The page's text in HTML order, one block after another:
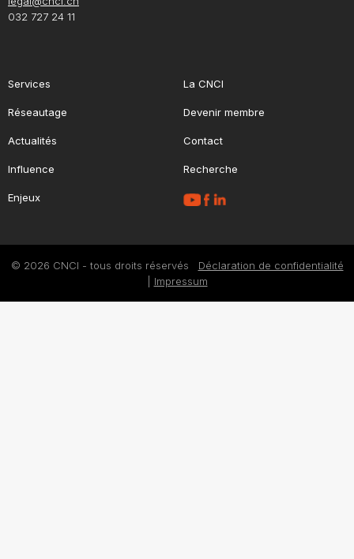
032 727 24 11
Services
Réseautage
Actualités
Influence
Enjeux
La CNCI
Devenir membre
Contact
Recherche
© 2026 CNCI - tous droits réservés Déclaration de confidentialité
Impressum